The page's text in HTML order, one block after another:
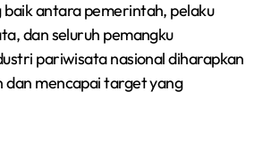
baik antara pemerintah, pelaku
dan seluruh pemangku
pariwisata nasional diharapkan
dan mencapai target yang